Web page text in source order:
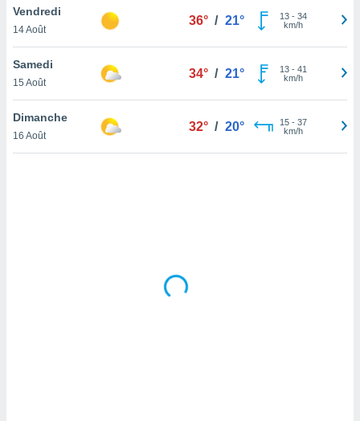
en
de
Vendredi
14 Août
36° / 21° 13- 34
km/h
Samedi
15 Août
34° / 21° 13- 41
km/h
Dimanche
16 Août
32° / 20° 15- 37
km/h